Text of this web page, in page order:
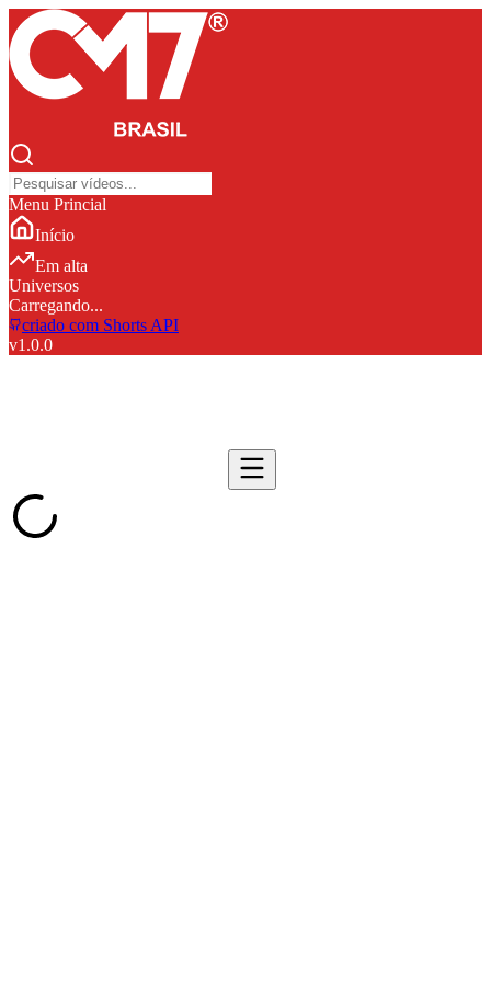
Menu Princial
Início
Em alta
Universos
Carregando...
criado com Shorts API
v1.0.0